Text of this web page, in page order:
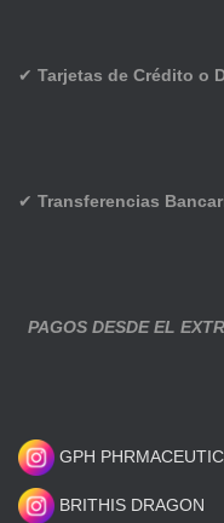
✔ Tarjetas de Crédito o
✔ Transferencias
PAGOS DESDE EL
GPH
BRITHIS DRAGON